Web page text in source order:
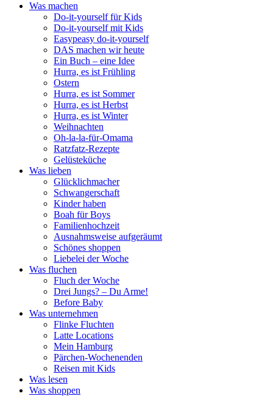
Was machen
Do-it-yourself für Kids
Do-it-yourself mit Kids
Easypeasy do-it-yourself
DAS machen wir heute
Ein Buch – eine Idee
Hurra, es ist Frühling
Ostern
Hurra, es ist Sommer
Hurra, es ist Herbst
Hurra, es ist Winter
Weihnachten
Oh-la-la-für-Omama
Ratzfatz-Rezepte
Gelüsteküche
Was lieben
Glücklichmacher
Schwangerschaft
Kinder haben
Boah für Boys
Familienhochzeit
Ausnahmsweise aufgeräumt
Schönes shoppen
Liebelei der Woche
Was fluchen
Fluch der Woche
Drei Jungs? – Du Arme!
Before Baby
Was unternehmen
Flinke Fluchten
Latte Locations
Mein Hamburg
Pärchen-Wochenenden
Reisen mit Kids
Was lesen
Was shoppen